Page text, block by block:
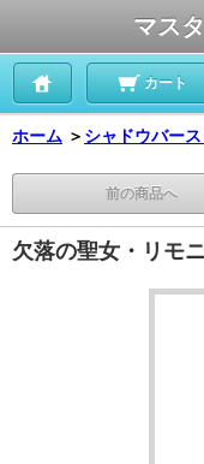
マス
カート
ホーム ＞ シャドウバー
前の商品へ
欠落の聖女・リモ